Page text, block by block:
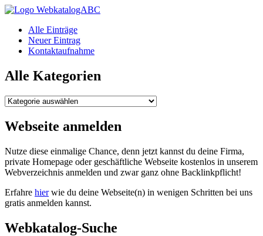
WebkatalogABC
Alle Einträge
Neuer Eintrag
Kontaktaufnahme
Alle Kategorien
Alle
Webseite anmelden
Nutze diese einmalige Chance, denn jetzt kannst du deine Firma,
private Homepage oder geschäftliche Webseite kostenlos in unserem
Webverzeichnis anmelden und zwar ganz ohne Backlinkpflicht!
Erfahre hierwie du deine Webseite(n) in wenigen Schritten bei uns
gratis anmelden kannst.
Webkatalog-Suche